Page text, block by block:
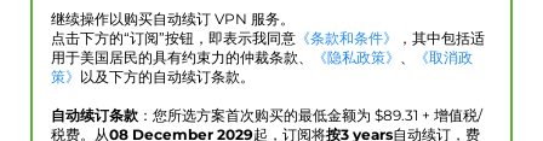
继续操作以购买自动续订 VPN 服务。
点击下方的“订阅”按钮，即表示我同意 《条款和条件》
，其中包括适
用于美国居民的具有约束力的仲裁条款、
《隐私政策》 、
《取消政
策》 以及下方的自动续订条款。
自动续订条款 ：您所选方案首次购买的最低金额为 $89.31 + 增值税/
税费。从08 December 2029起，订阅将按3 years自动续订，费